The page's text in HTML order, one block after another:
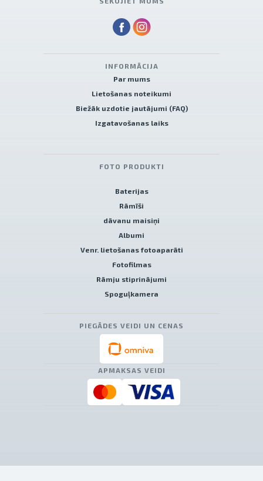
INFORMĀCIJA
Par mums
Lietošanas noteikumi
Biežāk uzdotie jautājumi (FAQ)
Izgatavošanas laiks
FOTO PRODUKTI
Baterijas
Rāmīši
dāvanu maisiņi
Albumi
Venr. lietošanas fotoaparāti
Fotofilmas
Rāmju stiprinājumi
Spoguļkamera
PIEGĀDES VEIDI UN CENAS
APMAKSAS VEIDI